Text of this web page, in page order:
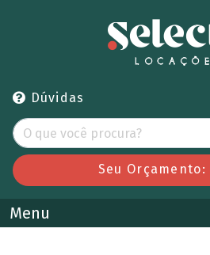
Dúvidas
Seu Orçamento:
Menu